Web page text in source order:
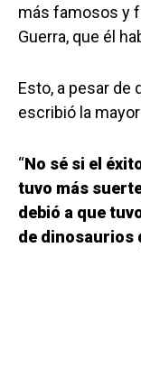
más famosos y
Guerra, que él
Esto, a pesar de
escribió la
“No sé si el
tuvo más
debió a que
de dinosaurios